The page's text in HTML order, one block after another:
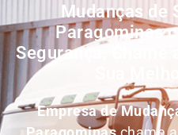
Mudanças de
Paragominas
Segurança, Chame
Sua
Empresa de